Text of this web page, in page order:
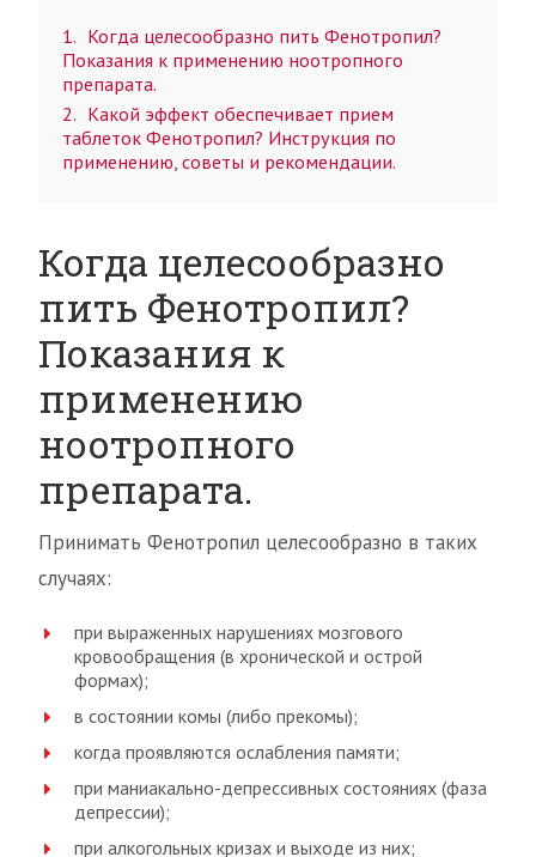
1
Когда целесообразно пить Фенотропил?
Показания к применению ноотропного
препарата.
2
Какой эффект обеспечивает прием
таблеток Фенотропил? Инструкция по
применению, советы и рекомендации.
Когда целесообразно
пить Фенотропил?
Показания к
применению
ноотропного
препарата.
Принимать Фенотропил целесообразно в таких
случаях:
при выраженных нарушениях мозгового
кровообращения (в хронической и острой
формах);
в состоянии комы (либо прекомы);
когда проявляются ослабления памяти;
при маниакально-депрессивных состояниях (фаза
депрессии);
при алкогольных кризах и выходе из них;